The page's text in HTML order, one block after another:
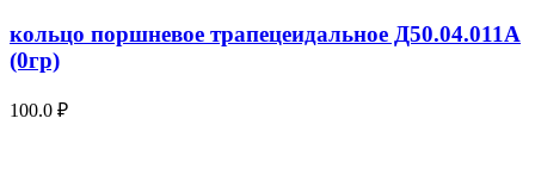
кольцо поршневое трапецеидальное Д50.04.011А
(0гр)
100.0 ₽